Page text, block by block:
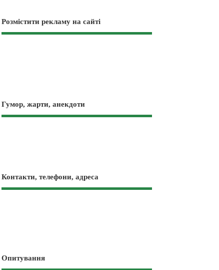
Розмістити рекламу на сайті
Гумор, жарти, анекдоти
Контакти, телефони, адреса
Опитування